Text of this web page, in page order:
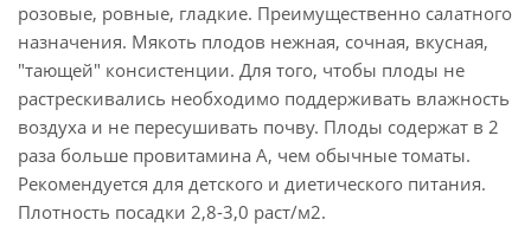
розовые, ровные, гладкие. Преимущественно салатного
назначения. Мякоть плодов нежная, сочная, вкусная,
"тающей" консистенции. Для того, чтобы плоды не
растрескивались необходимо поддерживать влажность
воздуха и не пересушивать почву. Плоды содержат в 2
раза больше провитамина А, чем обычные томаты.
Рекомендуется для детского и диетического питания.
Плотность посадки 2,8-3,0 раст/м2.